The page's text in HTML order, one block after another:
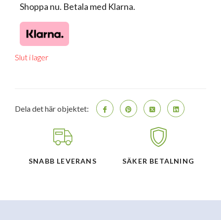
Shoppa nu. Betala med Klarna.
Slut i lager
Dela det här objektet:
SNABB LEVERANS SÄKER BETALNING